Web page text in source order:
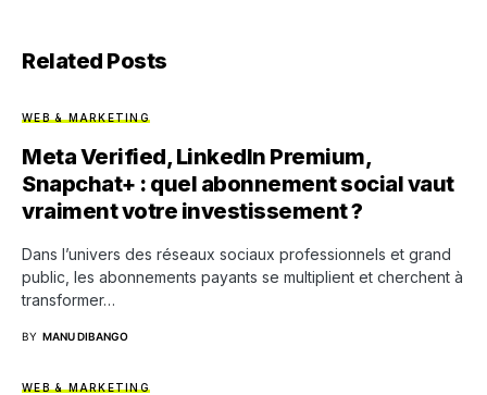
Related Posts
WEB & MARKETING
Meta Verified, LinkedIn Premium,
Snapchat+ : quel abonnement social vaut
vraiment votre investissement ?
Dans l’univers des réseaux sociaux professionnels et grand
public, les abonnements payants se multiplient et cherchent à
transformer…
BY MANU DIBANGO
WEB & MARKETING